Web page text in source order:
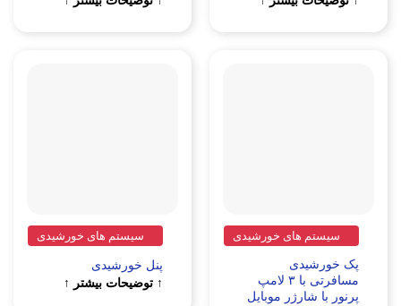
سیستم های خورشیدی
پک خورشیدی
مسافرتی با ۳ لامپ
پرنور با شارژر موبایل
سیستم های خورشیدی
پنل خورشیدی
↑ توضیحات بیشتر ↑